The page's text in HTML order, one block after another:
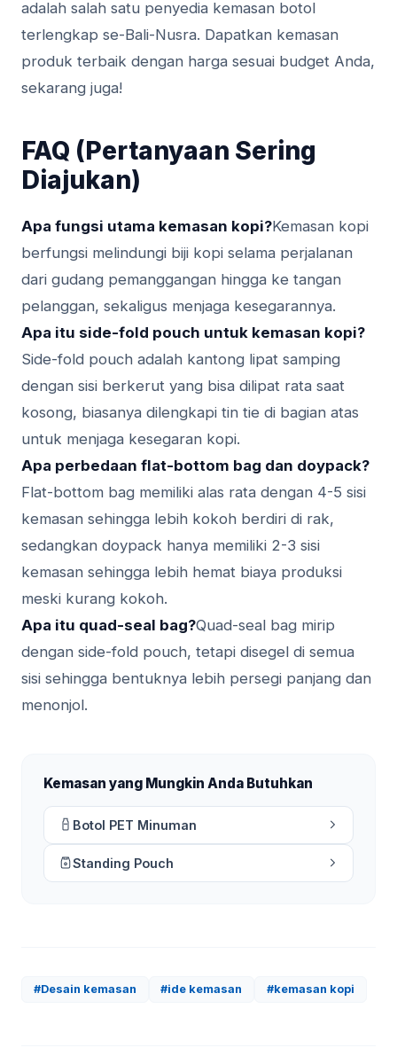
adalah salah satu penyedia kemasan botol
terlengkap se-Bali-Nusra. Dapatkan kemasan
produk terbaik dengan harga sesuai budget Anda,
sekarang juga!
FAQ (Pertanyaan Sering
Diajukan)
Apa fungsi utama kemasan kopi?Kemasan kopi
berfungsi melindungi biji kopi selama perjalanan
dari gudang pemanggangan hingga ke tangan
pelanggan, sekaligus menjaga kesegarannya.
Apa itu side-fold pouch untuk kemasan kopi?
Side-fold pouch adalah kantong lipat samping
dengan sisi berkerut yang bisa dilipat rata saat
kosong, biasanya dilengkapi tin tie di bagian atas
untuk menjaga kesegaran kopi.
Apa perbedaan flat-bottom bag dan doypack?
Flat-bottom bag memiliki alas rata dengan 4-5 sisi
kemasan sehingga lebih kokoh berdiri di rak,
sedangkan doypack hanya memiliki 2-3 sisi
kemasan sehingga lebih hemat biaya produksi
meski kurang kokoh.
Apa itu quad-seal bag?Quad-seal bag mirip
dengan side-fold pouch, tetapi disegel di semua
sisi sehingga bentuknya lebih persegi panjang dan
menonjol.
Kemasan yang Mungkin Anda Butuhkan
Botol PET Minuman
Standing Pouch
#Desain kemasan #ide kemasan #kemasan kopi